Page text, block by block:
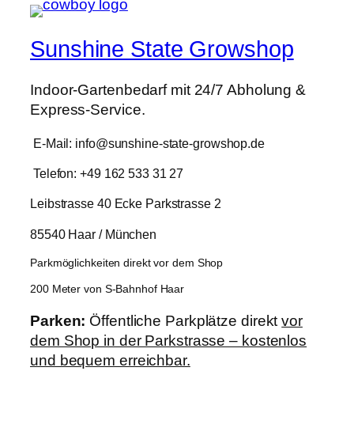
Sunshine State Growshop
Indoor-Gartenbedarf mit 24/7 Abholung &
Express-Service.
E-Mail: info@sunshine-state-growshop.de
Telefon: +49 162 533 31 27
Leibstrasse 40 Ecke Parkstrasse 2
85540 Haar / München
Parkmöglichkeiten direkt vor dem Shop
200 Meter von S-Bahnhof Haar
Parken: Öffentliche Parkplätze direktvor
dem Shop in der Parkstrasse – kostenlos
und bequem erreichbar.